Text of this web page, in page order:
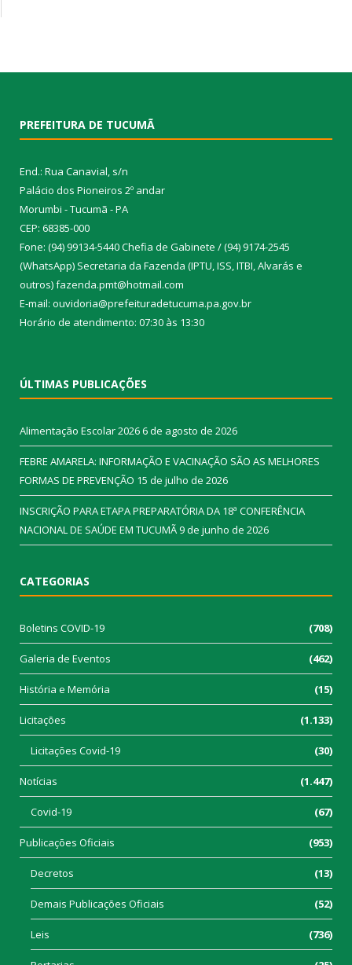
PREFEITURA DE TUCUMÃ
End.: Rua Canavial, s/n
Palácio dos Pioneiros 2º andar
Morumbi - Tucumã - PA
CEP: 68385-000
Fone: (94) 99134-5440 Chefia de Gabinete / (94) 9174-2545
(WhatsApp) Secretaria da Fazenda (IPTU, ISS, ITBI, Alvarás e
outros) fazenda.pmt@hotmail.com
E-mail: ouvidoria@prefeituradetucuma.pa.gov.br
Horário de atendimento: 07:30 às 13:30
ÚLTIMAS PUBLICAÇÕES
Alimentação Escolar 20266 de agosto de 2026
FEBRE AMARELA: INFORMAÇÃO E VACINAÇÃO SÃO AS MELHORES
FORMAS DE PREVENÇÃO 15 de julho de 2026
INSCRIÇÃO PARA ETAPA PREPARATÓRIA DA 18ª CONFERÊNCIA
NACIONAL DE SAÚDE EM TUCUMÃ9 de junho de 2026
CATEGORIAS
Boletins COVID-19 (708)
Galeria de Eventos (462)
História e Memória (15)
Licitações (1.133)
Licitações Covid-19 (30)
Notícias (1.447)
Covid-19 (67)
Publicações Oficiais (953)
Decretos (13)
Demais Publicações Oficiais (52)
Leis (736)